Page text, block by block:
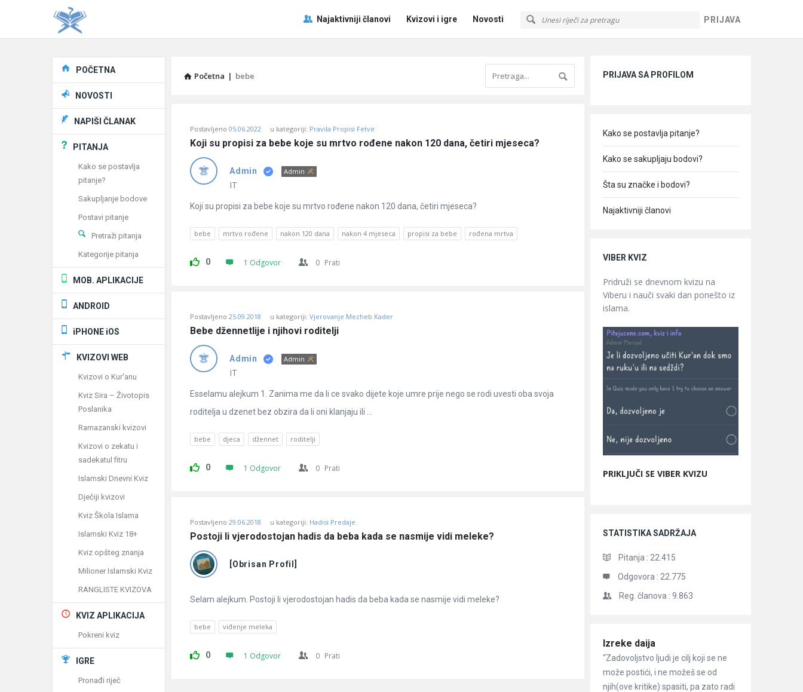
PRIJAVA
Pitaj
Učene
Najaktivniji članovi Kvizovi i igre Novosti
Početna | bebe
Učene
Latest
Pitanja
Postavljeno 05.06.2022 u kategoriji: Pravila Propisi Fetve
Koji su propisi za bebe koje su mrtvo rođene nakon 120 dana, četiri mjeseca?
Admin Admin
IT
Koji su propisi za bebe koje su mrtvo rođene nakon 120 dana, četiri mjeseca?
bebe mrtvo rođene nakon 120 dana nakon 4 mjeseca propisi za bebe rođena mrtva
0 1 Odgovor 0 Prati
Postavljeno 25.09.2018 u kategoriji: Vjerovanje Mezheb Kader
Bebe džennetlije i njihovi roditelji
Admin Admin
IT
Esselamu alejkum 1. Zanima me da li ce svako dijete koje umre prije nego se rodi uvesti oba svoja
roditelja u dzenet bez obzira da li oni klanjaju ili ...
bebe djeca džennet roditelji
0 1 Odgovor 0 Prati
Postavljeno 29.06.2018 u kategoriji: Hadisi Predaje
Postoji li vjerodostojan hadis da beba kada se nasmije vidi meleke?
[Obrisan Profil]
Selam alejkum. Postoji li vjerodostojan hadis da beba kada se nasmije vidi meleke?
bebe viđenje meleka
0 1 Odgovor 0 Prati
PRIJAVA SA PROFILOM
Kako se postavlja pitanje?
Kako se sakupljaju bodovi?
Šta su značke i bodovi?
Najaktivniji članovi
VIBER KVIZ
Pridruži se dnevnom kvizu na
Viberu i nauči svaki dan ponešto iz
islama.
PRIKLJUČI SE VIBER KVIZU
STATISTIKA SADRŽAJA
Pitanja : 22.415
Odgovora : 22.775
Reg. članova : 9.863
Članci
Izreke daija
“Zadovoljstvo ljudi je cilj koji se ne
može postići, i ne možeš se od
njih(ove kritike) spasiti, pa zato radi
Explore
POČETNA
NOVOSTI
NAPIŠI ČLANAK
PITANJA
Kako se postavlja
pitanje?
Sakupljanje bodove
Postavi pitanje
Pretraži pitanja
Kategorije pitanja
MOB. APLIKACIJE
ANDROID
iPHONE iOS
KVIZOVI WEB
Kvizovi o Kur'anu
Kviz Sira – Životopis
Poslanika
Ramazanski kvizovi
Kvizovi o zekatu i
sadekatul fitru
Islamski Dnevni Kviz
Dječiji kvizovi
Kviz Škola Islama
Islamski Kviz 18+
Kviz opšteg znanja
Milioner Islamski Kviz
RANGLISTE KVIZOVA
KVIZ APLIKACIJA
Pokreni kviz
IGRE
Pronađi riječ